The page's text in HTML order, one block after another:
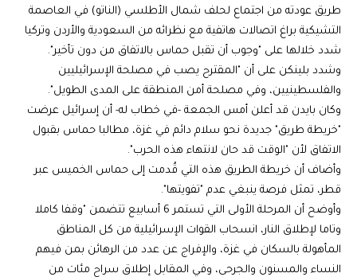
طريق عودته من اجتماع لحلف شمال الأطلسي (الناتو) في العاصمة
التشيكية براغ اتصالات هاتفية مع نظرائه من السعودية والأردن وتركيا
شدد خلالها على "وجوب أن تقبل حماس بالاتفاق من دون تأخير".
وشدد بلينكن على أن "المقترح يصب في مصلحة الإسرائيليين
والفلسطينيين، وفي مصلحة أمن المنطقة على المدى الطويل".
وكان بايدن قد أعلن أمس الجمعة -في خطاب له- أن إسرائيل عرضت
"خريطة طريق" جديدة نحو سلام دائم في غزة، مطالبا حماس بقبول
الاتفاق لأن "الوقت قد حان لانتهاء هذه الحرب".
وأضاف أن خريطة الطريق هذه التي قُدمت إلى حماس الخميس عبر
قطر، تمثل فرصة ينبغي عدم "تفويتها".
وأوضح أن المرحلة الأولى التي تستمر 6 أسابيع تتضمن "وقفا كاملا
وتاما لإطلاق النار، انسحاب القوات الإسرائيلية من كل المناطق
المأهولة بالسكان في غزة، والإفراج عن عدد من الرهائن بمن فيهم
النساء والمسنون والجرحى، وفي المقابل إطلاق سراح مئات من